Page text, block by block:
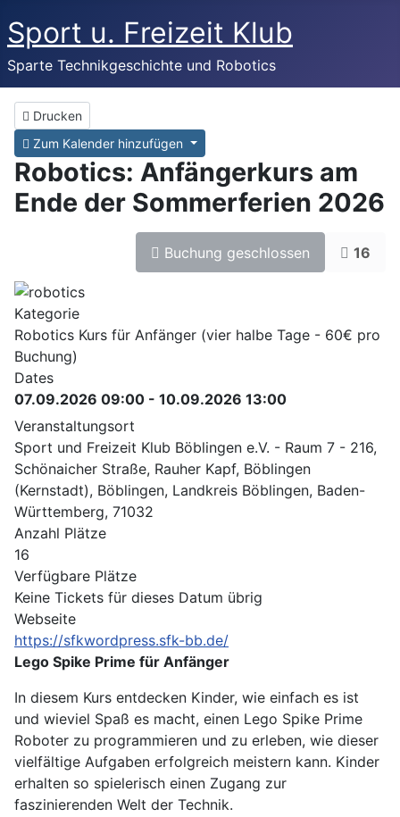
Sport u. Freizeit Klub
Sparte Technikgeschichte und Robotics
Drucken
Zum Kalender hinzufügen
Robotics: Anfängerkurs am
Ende der Sommerferien 2026
Buchung geschlossen 16
Kategorie
Robotics Kurs für Anfänger (vier halbe Tage - 60€ pro
Buchung)
Dates
07.09.2026 09:00 - 10.09.2026 13:00
Veranstaltungsort
Sport und Freizeit Klub Böblingen e.V. - Raum 7 - 216,
Schönaicher Straße, Rauher Kapf, Böblingen
(Kernstadt), Böblingen, Landkreis Böblingen, Baden-
Württemberg, 71032
Anzahl Plätze
16
Verfügbare Plätze
Keine Tickets für dieses Datum übrig
Webseite
https://sfkwordpress.sfk-bb.de/
Lego Spike Prime für Anfänger
In diesem Kurs entdecken Kinder, wie einfach es ist
und wieviel Spaß es macht, einen Lego Spike Prime
Roboter zu programmieren und zu erleben, wie dieser
vielfältige Aufgaben erfolgreich meistern kann. Kinder
erhalten so spielerisch einen Zugang zur
faszinierenden Welt der Technik.